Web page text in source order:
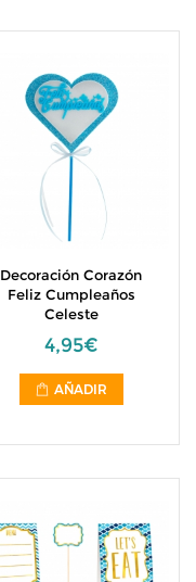
Decoración Corazón
Feliz Cumpleaños
Celeste
4,95€
AÑADIR